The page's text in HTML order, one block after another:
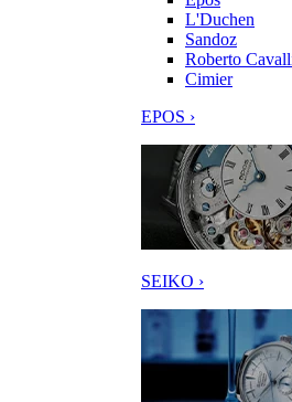
L'Duchen
Sandoz
Roberto
Cimier
EPOS ›
SEIKO ›